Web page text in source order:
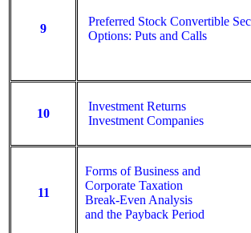
9
Preferred Stock Convertible
Options: Puts and Calls
10
Investment Returns
Investment Companies
11
Forms of Business and
Corporate Taxation
Break-Even Analysis
and the Payback Period